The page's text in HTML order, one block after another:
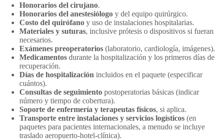
Honorarios del cirujano.
Honorarios del anestesiólogo y del equipo quirúrgico.
Costo del quirófano y uso de instalaciones hospitalarias.
Materiales y suturas, inclusive prótesis o dispositivos si fueran
necesarios.
Exámenes preoperatorios (laboratorio, cardiología, imágenes).
Medicamentos durante la hospitalización y los primeros días de
recuperación.
Días de hospitalización incluidos en el paquete (especificar
cuántos).
Consultas de seguimiento postoperatorias básicas (indicar
número y tiempo de cobertura).
Soporte de enfermería y terapeutas físicos, si aplica.
Transporte entre instalaciones y servicios logísticos (en
paquetes para pacientes internacionales, a menudo se incluye
traslado aeropuerto-hotel-clínica).